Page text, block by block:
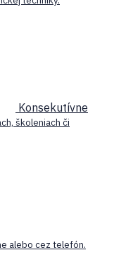
Konsekutívne
školeniach či
alebo cez telefón.